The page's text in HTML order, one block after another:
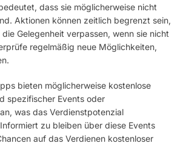
dass sie möglicherweise nicht
Aktionen können zeitlich begrenzt sein,
Gelegenheit verpassen, wenn sie nicht
regelmäßig neue Möglichkeiten,
bieten möglicherweise kostenlose
spezifischer Events oder
was das Verdienstpotenzial
zu bleiben über diese Events
auf das Verdienen kostenloser